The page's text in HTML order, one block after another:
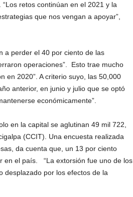
retos continúan en el 2021 y la
que nos vengan a apoyar”,
a perder el 40 por ciento de las
operaciones”. Esto trae mucho
en 2020”. A criterio suyo, las 50,000
anterior, en junio y julio que se optó
económicamente”.
en la capital se aglutinan 49 mil 722,
(CCIT). Una encuesta realizada
da cuenta que, un 13 por ciento
en el país. “La extorsión fue uno de los
desplazado por los efectos de la